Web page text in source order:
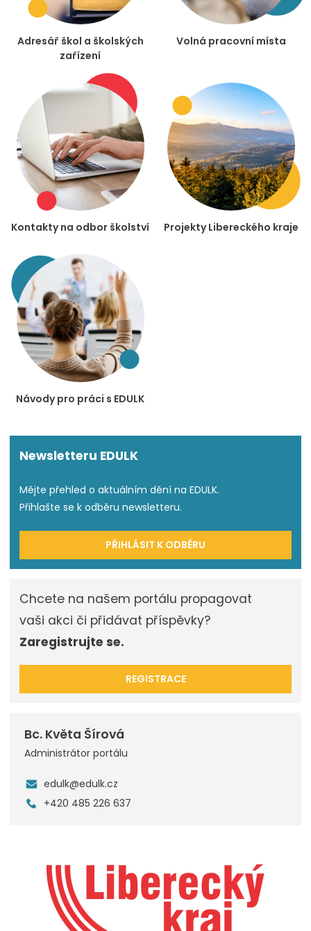
Adresář škol a školských
zařízení
Volná pracovní místa
Kontakty na odbor školství Projekty Libereckého kraje
Návody pro práci s EDULK
Newsletteru EDULK
Mějte přehled o aktuálním dění na EDULK.
Přihlašte se k odběru newsletteru.
PŘIHLÁSIT K ODBĚRU
Chcete na našem portálu propagovat
vaši akci či přidávat příspěvky?
Zaregistrujte se.
REGISTRACE
Bc. Květa Šírová
Administrátor portálu
edulk@edulk.cz
+420 485 226 637